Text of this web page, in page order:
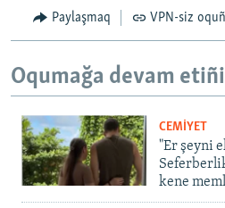
Paylaşmaq VPN-siz
Oqumağa devam
CEMİYET
"Er şeyni
kene